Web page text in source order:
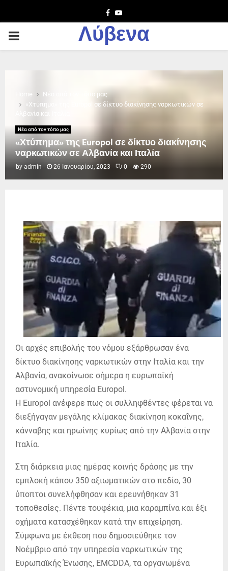
Facebook
Youtube
PRIMARY
Λύβενα
Home
Νέα από τον τόπο μας
«Χτύπημα» της Europol σε δίκτυο διακίνησης ναρκωτικών σε
Αλβανία και Ιταλία
Νέα από τον τόπο μας
«Χτύπημα» της Europol σε δίκτυο διακίνησης
ναρκωτικών σε Αλβανία και Ιταλία
by admin 26 Ιανουαρίου, 2023 0 290
Οι αρχές επιβολής του νόμου εξάρθρωσαν ένα
δίκτυο διακίνησης ναρκωτικών στην Ιταλία και την
Αλβανία, ανακοίνωσε σήμερα η ευρωπαϊκή
αστυνομική υπηρεσία Europol.
Η Europol ανέφερε πως οι συλληφθέντες φέρεται να
διεξήγαγαν μεγάλης κλίμακας διακίνηση κοκαΐνης,
κάνναβης και ηρωίνης κυρίως από την Αλβανία στην
Ιταλία.
Στη διάρκεια μιας ημέρας κοινής δράσης με την
εμπλοκή κάπου 350 αξιωματικών στο πεδίο, 30
ύποπτοι συνελήφθησαν και ερευνήθηκαν 31
τοποθεσίες. Πέντε τουφέκια, μια καραμπίνα και έξι
οχήματα κατασχέθηκαν κατά την επιχείρηση.
Σύμφωνα με έκθεση που δημοσιεύθηκε τον
Νοέμβριο από την υπηρεσία ναρκωτικών της
Ευρωπαϊκής Ένωσης, EMCDDA, τα οργανωμένα